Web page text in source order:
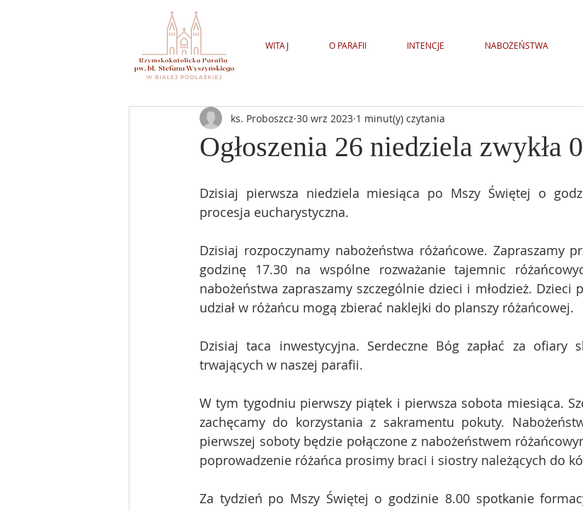
WITAJ O PARAFII INTENCJE NABOŻEŃSTWA
Ogłoszenia 26 niedziela zwykła
ks. Proboszcz 30 wrz 2023 1 minut(y) czytania
Dzisiaj pierwsza niedziela miesiąca po Mszy Świętej o
procesja eucharystyczna.
Dzisiaj rozpoczynamy nabożeństwa różańcowe. Zapraszamy
godzinę 17.30 na wspólne rozważanie tajemnic
nabożeństwa zapraszamy szczególnie dzieci i młodzież. Dzieci
udział w różańcu mogą zbierać naklejki do planszy różańcowej.
Dzisiaj taca inwestycyjna. Serdeczne Bóg zapłać za ofiary
trwających w naszej parafii.
W tym tygodniu pierwszy piątek i pierwsza sobota miesiąca.
zachęcamy do korzystania z sakramentu pokuty.
pierwszej soboty będzie połączone z nabożeństwem
poprowadzenie różańca prosimy braci i siostry należących do
Za tydzień po Mszy Świętej o godzinie 8.00 spotkanie